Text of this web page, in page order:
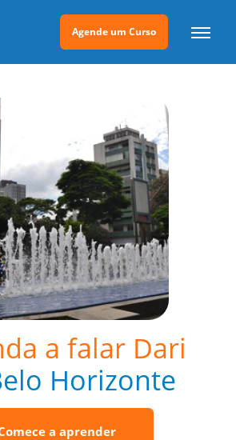
Agende um Curso
a falar Dari
Horizonte
a aprender